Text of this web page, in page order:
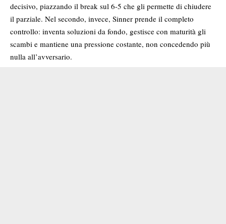
decisivo, piazzando il break sul 6-5 che gli permette di chiudere
il parziale. Nel secondo, invece, Sinner prende il completo
controllo: inventa soluzioni da fondo, gestisce con maturità gli
scambi e mantiene una pressione costante, non concedendo più
nulla all’avversario.